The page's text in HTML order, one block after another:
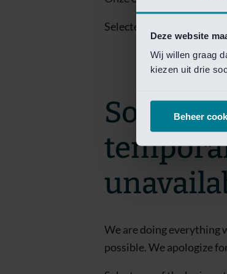
Deze website
Wij willen graag
kiezen uit drie
Beheer
Selecteer een van de
Sorry!
We are doing everything
possible. We apologize